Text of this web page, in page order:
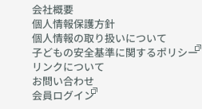
会社概要
個人情報保護方針
個人情報の取り扱いについて
子どもの安全基準に関するポリシー
リンクについて
お問い合わせ
会員ログイン